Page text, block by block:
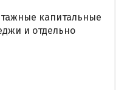
капитальные
и отдельно